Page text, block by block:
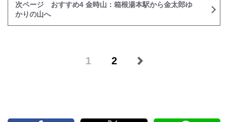
次ページ おすすめ4 金時山：箱根湯本駅から金太郎ゆ
かりの山へ
1 2